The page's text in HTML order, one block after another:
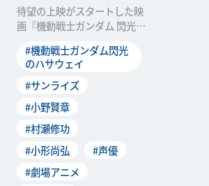
待望の上映がスタートした映
画『機動戦士ガンダム 閃光の
（日）には東京・丸の内
#機動戦士ガンダム閃光
のハサウェイ
#サンライズ
#小野賢章
#村瀬修功
#小形尚弘
#声優
#劇場アニメ